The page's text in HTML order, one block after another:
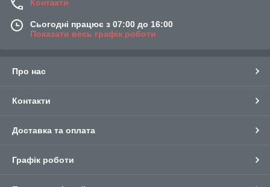
Контакти
Сьогодні працює з 07:00 до 16:00
Показати весь графік роботи
Про нас
Контакти
Доставка та оплата
Графік роботи